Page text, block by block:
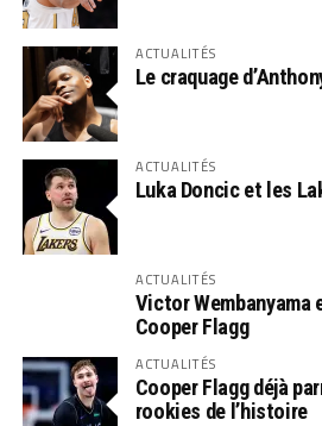
ACTUALITÉS
Le craquage
ACTUALITÉS
Luka Doncic et les
ACTUALITÉS
Victor Wembanyama
Cooper Flagg
ACTUALITÉS
Cooper Flagg déjà
rookies de l’histoire